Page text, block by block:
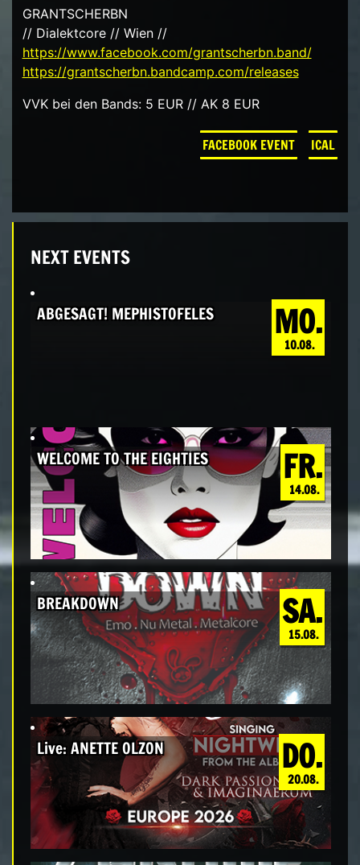
GRANTSCHERBN
// Dialektcore // Wien //
https://www.facebook.com/grantscherbn.band/
https://grantscherbn.bandcamp.com/releases
VVK bei den Bands: 5 EUR // AK 8 EUR
FACEBOOK EVENT ICAL
NEXT EVENTS
MO.
10.08.
ABGESAGT! MEPHISTOFELES
FR.
14.08.
WELCOME TO THE EIGHTIES
SA.
15.08.
BREAKDOWN
DO.
20.08.
Live: ANETTE OLZON